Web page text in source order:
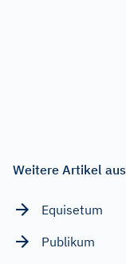
Weitere Artikel
Equisetum
Publikum